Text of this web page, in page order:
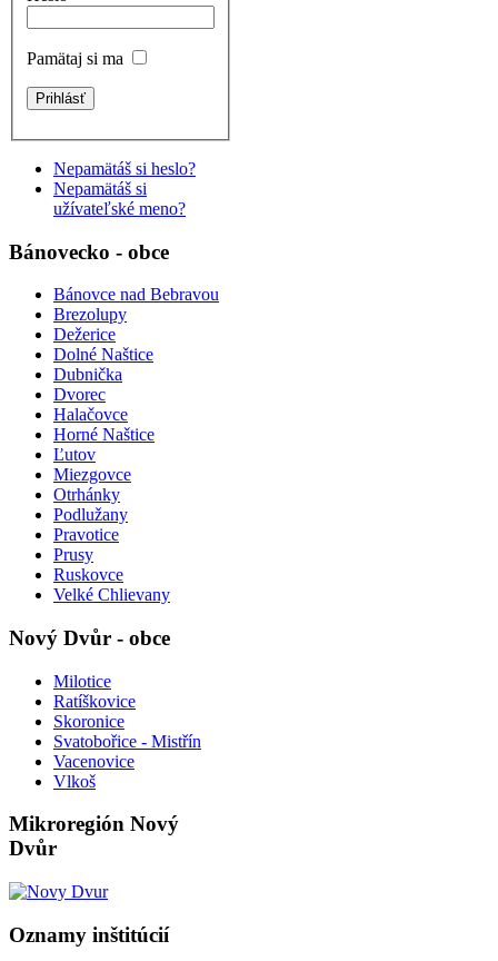
Pamätaj si ma
Nepamätáš si heslo?
Nepamätáš si
užívateľské meno?
Bánovecko - obce
Bánovce nad Bebravou
Brezolupy
Dežerice
Dolné Naštice
Dubnička
Dvorec
Halačovce
Horné Naštice
Ľutov
Miezgovce
Otrhánky
Podlužany
Pravotice
Prusy
Ruskovce
Velké Chlievany
Nový Dvůr - obce
Milotice
Ratíškovice
Skoronice
Svatobořice - Mistřín
Vacenovice
Vlkoš
Mikroregión Nový
Dvůr
Oznamy inštitúcií